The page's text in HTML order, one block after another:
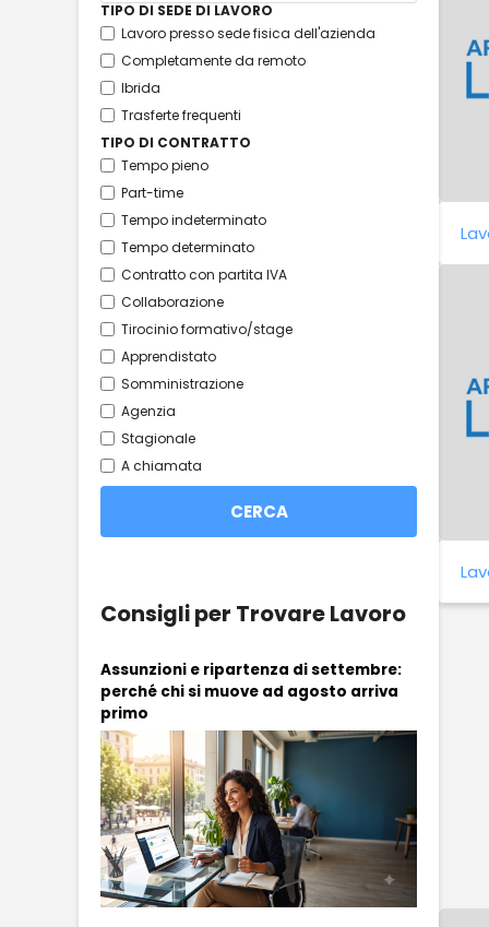
TIPO DI SEDE DI LAVORO
Lavoro presso sede fisica dell'azienda
Completamente da remoto
Ibrida
Trasferte frequenti
TIPO DI CONTRATTO
Tempo pieno
Part-time
Tempo indeterminato
Tempo determinato
Contratto con partita IVA
Collaborazione
Tirocinio formativo/stage
Apprendistato
Somministrazione
Agenzia
Stagionale
A chiamata
Consigli per Trovare Lavoro
Assunzioni e ripartenza di settembre:
perché chi si muove ad agosto arriva
primo